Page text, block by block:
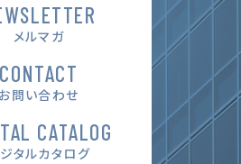
メルマガ
CONTACT
お問い合わせ
CATALOG
タルカタログ